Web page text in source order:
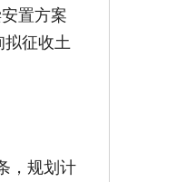
置方案
征收土
，规划计